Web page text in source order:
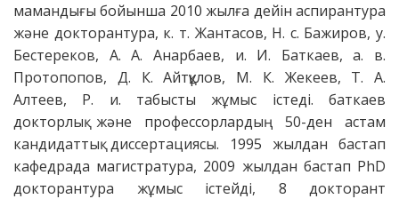
мамандығы бойынша 2010 жылға дейін аспирантура
және докторантура, к. т. Жантасов, Н. с. Бажиров, у.
Бестереков, А. А. Анарбаев, и. И. Баткаев, а. в.
Протопопов, Д. К. Айтқұлов, М. К. Жекеев, Т. А.
Алтеев, Р. и. табысты жұмыс істеді. баткаев
докторлық және профессорлардың 50-ден астам
кандидаттық диссертациясы. 1995 жылдан бастап
кафедрада магистратура, 2009 жылдан бастап PhD
докторантура жұмыс істейді, 8 докторант